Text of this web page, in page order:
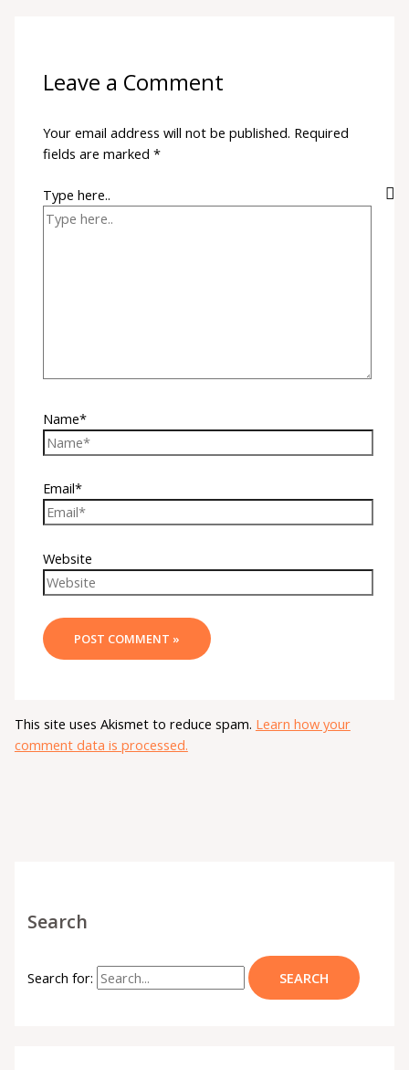
Leave a Comment
Your email address will not be published. Required
fields are marked*
Type here..
Name*
Email*
Website
This site uses Akismet to reduce spam. Learn how your
comment data is processed.
Search
Search for: